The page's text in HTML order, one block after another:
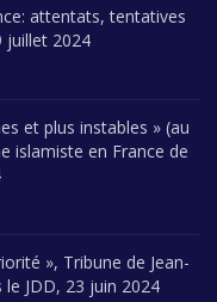
attentats, tentatives
juillet 2024
et plus instables » (au
islamiste en France de
», Tribune de Jean-
JDD, 23 juin 2024